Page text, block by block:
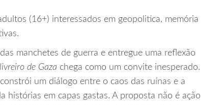
(16+) interessados em geopolitica, memória
manchetes de guerra e entregue uma reflexão
de Gaza chega como um convite inesperado.
um diálogo entre o caos das ruínas e a
histórias em capas gastas. A proposta não é ação